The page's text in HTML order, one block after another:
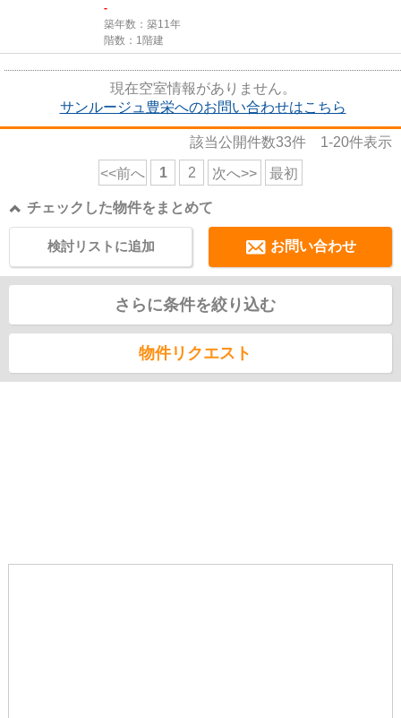
-
築年数：築11年
階数：1階建
現在空室情報がありません。
サンルージュ豊栄へのお問い合わせはこちら
該当公開件数33件 1-20件表示
<<前へ 1 2 次へ>> 最初
チェックした物件をまとめて
お問い合わせ
検討リストに追加
さらに条件を絞り込む
物件リクエスト